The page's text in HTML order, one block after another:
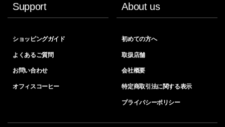
Support
ショッピングガイド
よくあるご質問
お問い合わせ
オフィスコーヒー
About us
初めての方へ
取扱店舗
会社概要
特定商取引法に関する表示
プライバシーポリシー